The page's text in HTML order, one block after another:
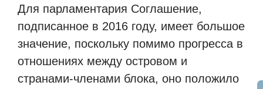
Для парламентария Соглашение,
подписанное в 2016 году, имеет большое
значение, поскольку помимо прогресса в
отношениях между островом и
странами-членами блока, оно положило